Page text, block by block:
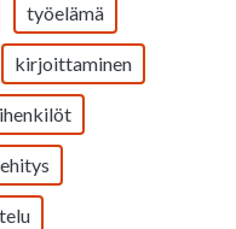
työelämä
kirjoittaminen